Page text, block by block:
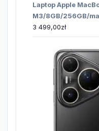
Laptop Apple
M3/8GB/256GB/
3 499,00zł